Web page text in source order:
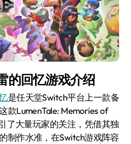
的回忆游戏介绍
是任天堂Switch平台上一款备
款LumenTale: Memories of
了大量玩家的关注，凭借其独
制作水准，在Switch游戏阵容